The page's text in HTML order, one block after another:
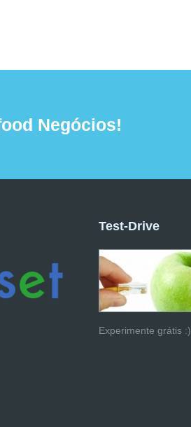
Negócios!
Test-Drive
Experimente grátis :)